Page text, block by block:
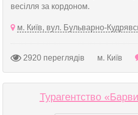
весілля за кордоном.
м. Київ, вул. Бульварно-
2920 переглядів м. Київ
Турагентство